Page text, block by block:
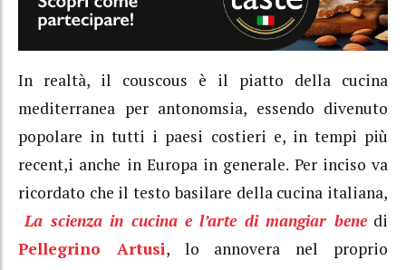
In realtà, il couscous è il piatto della cucina
mediterranea per antonomsia, essendo divenuto
popolare in tutti i paesi costieri e, in tempi più
recent,i anche in Europa in generale. Per inciso va
ricordato che il testo basilare della cucina italiana,
La scienza in cucina e l’arte di mangiar benedi
Pellegrino Artusi, lo annovera nel proprio